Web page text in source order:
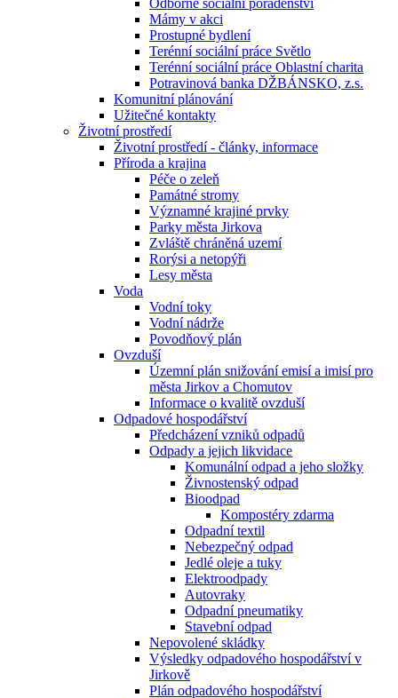
Odborné sociální poradenství
Mámy v akci
Prostupné bydlení
Terénní sociální práce Světlo
Terénní sociální práce Oblastní charita
Potravinová banka DŽBÁNSKO, z.s.
Komunitní plánování
Užitečné kontakty
Životní prostředí
Životní prostředí - články, informace
Příroda a krajina
Péče o zeleň
Památné stromy
Významné krajiné prvky
Parky města Jirkova
Zvláště chráněná uzemí
Rorýsi a netopýři
Lesy města
Voda
Vodní toky
Vodní nádrže
Povodňový plán
Ovzduší
Územní plán snižování emisí a imisí pro
města Jirkov a Chomutov
Informace o kvalitě ovzduší
Odpadové hospodářství
Předcházení vzniků odpadů
Odpady a jejich likvidace
Komunální odpad a jeho složky
Živnostenský odpad
Bioodpad
Kompostéry zdarma
Odpadní textil
Nebezpečný odpad
Jedlé oleje a tuky
Elektroodpady
Autovraky
Odpadní pneumatiky
Stavební odpad
Nepovolené skládky
Výsledky odpadového hospodářství v
Jirkově
Plán odpadového hospodářství